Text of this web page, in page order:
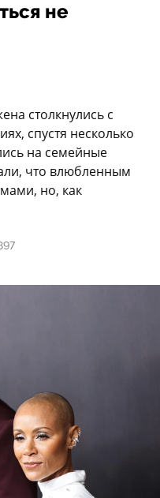
не
столкнулись с
спустя несколько
на семейные
что влюбленным
но, как